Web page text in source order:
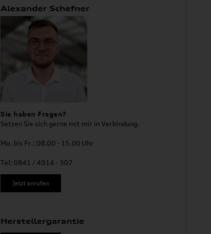
Alexander Schefner
Sie haben Fragen?
Setzen Sie sich gerne mit mir in Verbindung.
Mo. bis Fr.: 08.00 - 15.00 Uhr
Tel: 0841 / 4914 - 307
Jetzt anrufen
Herstellergarantie